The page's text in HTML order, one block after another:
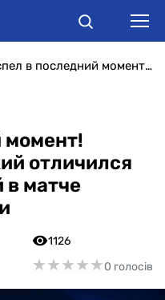
Успел в последний момент! Руслан Малиновский отличился голевой передачей в матче чемпионата Италии
момент!
отличился
в матче
1126
★★★★★
★★★★★0 голосів